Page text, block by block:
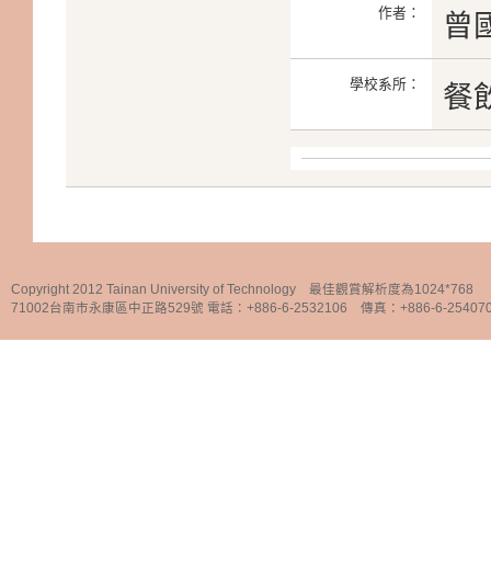
作者： 曾
學校系所： 餐
Copyright 2012 Tainan University of Technology 最佳觀賞解析度為1024*768
71002台南市永康區中正路529號 電話：+886-6-2532106 傳真：+886-6-